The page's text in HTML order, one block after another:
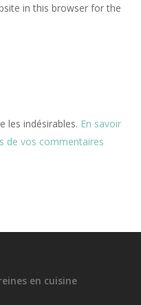
in this browser for the
les indésirables. En savoir
de vos commentaires
en cuisine